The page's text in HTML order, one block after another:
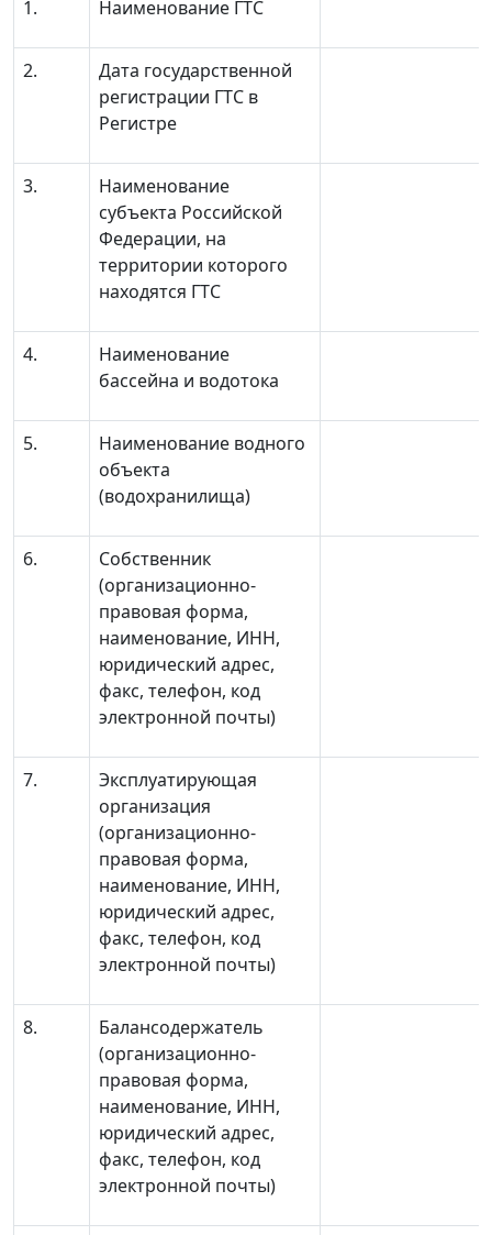
1. Наименование ГТС
2.
Дата государственной
регистрации ГТС в
Регистре
3.
Наименование
субъекта Российской
Федерации, на
территории которого
находятся ГТС
4.
Наименование
бассейна и водотока
5.
Наименование водного
объекта
(водохранилища)
6.
Собственник
(организационно-
правовая форма,
наименование, ИНН,
юридический адрес,
факс, телефон, код
электронной почты)
7.
Эксплуатирующая
организация
(организационно-
правовая форма,
наименование, ИНН,
юридический адрес,
факс, телефон, код
электронной почты)
8.
Балансодержатель
(организационно-
правовая форма,
наименование, ИНН,
юридический адрес,
факс, телефон, код
электронной почты)